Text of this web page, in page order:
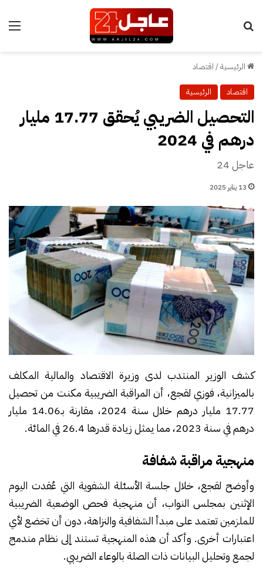
الرئيسية/ اقتصاد
اقتصاد الرئيسية
التحصيل الضريبي يُحقق 17.77 مليار
درهم في 2024
عاجل 24
13 يناير 2025
كشف الوزير المنتدب لدى وزيرة الاقتصاد والمالية المكلف
بالميزانية، فوزي لقجع، أن المراقبة الضريبية مكنت من تحصيل
17.77 مليار درهم خلال سنة 2024، مقارنة بـ14.06 مليار
درهم في سنة 2023، مما يمثل زيادة قدرها 26.4 في المائة.
منهجية مراقبة شفافة
وأوضح لقجع، خلال جلسة الأسئلة الشفوية التي عُقدت اليوم
الإثنين بمجلس النواب، أن منهجية فحص الوضعية الضريبية
للملزمين تعتمد على مبدأ الشفافية والنزاهة، دون أن تخضع لأي
اعتبارات أخرى. وأكد أن هذه المنهجية تستند إلى نظام مندمج
لجمع وتحليل البيانات ذات الصلة بالوعاء الضريبي.